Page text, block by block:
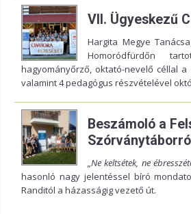
VII. Ügyeskezű
Hargita Megye
Homoródfürdőn
hagyományőrző, oktató-nevelő céllal
valamint 4 pedagógus részvételével
Beszámoló a
„Ne keltsétek, ne
hasonló nagy jelentéssel bíró
Randitól a házasságig vezető út.